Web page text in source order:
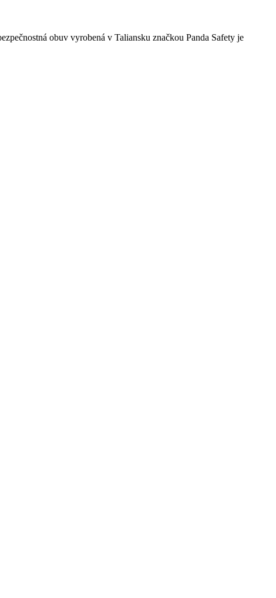
obuv vyrobená v Taliansku značkou Panda Safety je